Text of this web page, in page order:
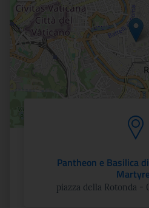
Pantheon e Basilica
piazza della Rotonda -